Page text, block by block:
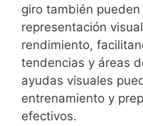
giro también
representación
rendimiento,
tendencias y áreas
ayudas visuales
entrenamiento y
efectivos.